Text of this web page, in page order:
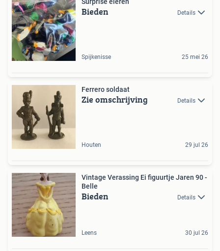
Bieden Details
Spijkenisse 25 mei 26
Ferrero soldaat
Zie omschrijving Details
Houten 29 jul 26
Vintage Verassing Ei figuurtje Jaren 90 -
Belle
Bieden Details
Leens 30 jul 26